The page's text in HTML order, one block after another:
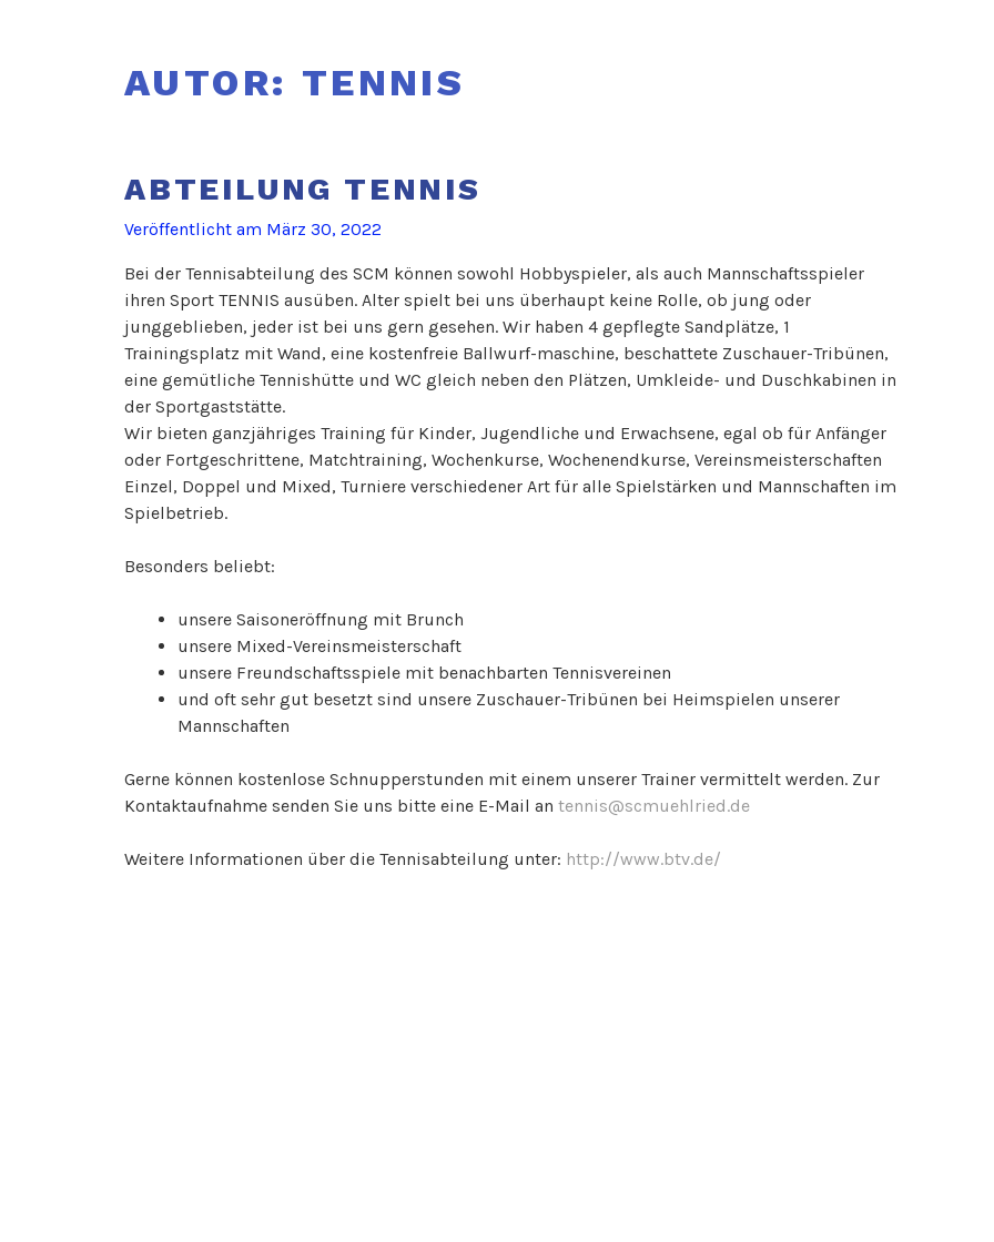
AUTOR: TENNIS
ABTEILUNG TENNIS
Veröffentlicht am März 30, 2022
Bei der Tennisabteilung des SCM können sowohl Hobbyspieler, als auch Mannschaftsspieler
ihren Sport TENNIS ausüben. Alter spielt bei uns überhaupt keine Rolle, ob jung oder
junggeblieben, jeder ist bei uns gern gesehen. Wir haben 4 gepflegte Sandplätze, 1
Trainingsplatz mit Wand, eine kostenfreie Ballwurf-maschine, beschattete Zuschauer-Tribünen,
eine gemütliche Tennishütte und WC gleich neben den Plätzen, Umkleide- und Duschkabinen in
der Sportgaststätte.
Wir bieten ganzjähriges Training für Kinder, Jugendliche und Erwachsene, egal ob für Anfänger
oder Fortgeschrittene, Matchtraining, Wochenkurse, Wochenendkurse, Vereinsmeisterschaften
Einzel, Doppel und Mixed, Turniere verschiedener Art für alle Spielstärken und Mannschaften im
Spielbetrieb.
Besonders beliebt:
unsere Saisoneröffnung mit Brunch
unsere Mixed-Vereinsmeisterschaft
unsere Freundschaftsspiele mit benachbarten Tennisvereinen
und oft sehr gut besetzt sind unsere Zuschauer-Tribünen bei Heimspielen unserer
Mannschaften
Gerne können kostenlose Schnupperstunden mit einem unserer Trainer vermittelt werden. Zur
Kontaktaufnahme senden Sie uns bitte eine E-Mail an tennis@scmuehlried.de
Weitere Informationen über die Tennisabteilung unter: http://www.btv.de/